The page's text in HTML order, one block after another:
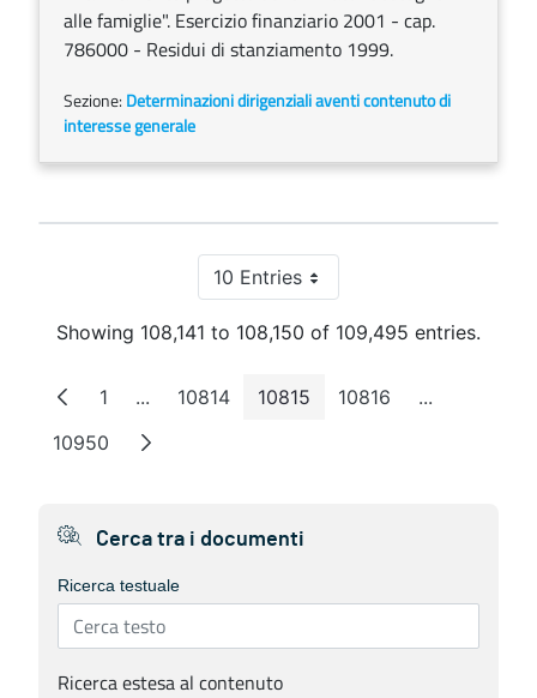
alle famiglie". Esercizio finanziario 2001 - cap.
786000 - Residui di stanziamento 1999.
Sezione: Determinazioni dirigenziali aventi contenuto di
interesse generale
10 EntriesPer Page
Showing 108,141 to 108,150 of 109,495 entries.
Page
1 ...Intermediate Pages
Page
10814 Page
10815 Page
10816 ...
Page
10950
Cerca tra i documenti
Ricerca testuale
Ricerca estesa al contenuto